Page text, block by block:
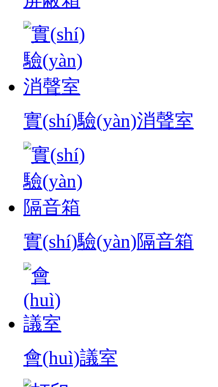
實(shí)驗(yàn)消聲室
實(shí)驗(yàn)隔音箱
會(huì)議室